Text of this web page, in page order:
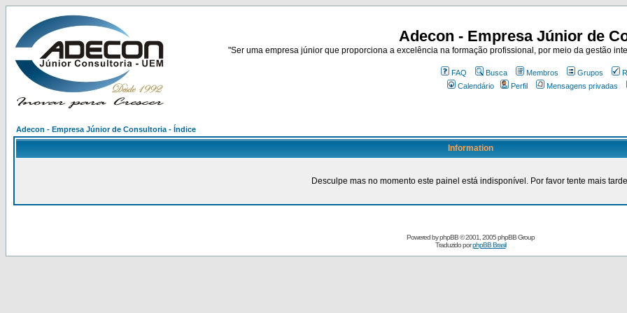
Adecon - Empresa Júnior de
"Ser uma empresa júnior que proporciona a excelência na formação profissional, por meio da gestão
FAQ Busca Membros Grupos
Calendário
Perfil Mensagens privadas
Adecon - Empresa Júnior de Consultoria - Índice
Information
Desculpe mas no momento este painel está indisponível. Por favor tente mais
Powered byphpBB© 2001, 2005 phpBB Group
Traduzido porphpBB Brasil